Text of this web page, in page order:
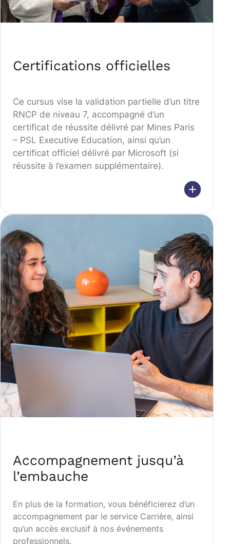
Certifications officielles
Ce cursus vise la validation partielle d’un titre
RNCP de niveau 7, accompagné d’un
certificat de réussite délivré par Mines Paris
– PSL Executive Education, ainsi qu’un
certificat officiel délivré par Microsoft (si
réussite à l’examen supplémentaire).
Accompagnement jusqu’à
l’embauche
En plus de la formation, vous bénéficierez d’un
accompagnement par le service Carrière, ainsi
qu’un accès exclusif à nos événements
professionnels.